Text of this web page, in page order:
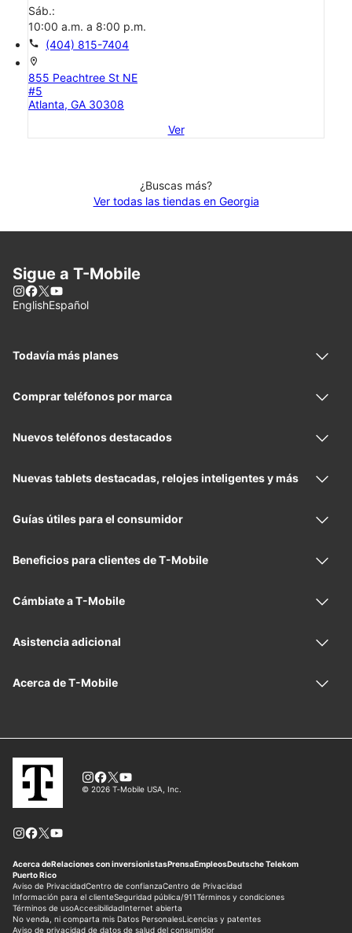
Sáb.:
10:00 a.m. a 8:00 p.m.
call (404) 815-7404
location_on
855 Peachtree St NE
#5
Atlanta, GA 30308
Ver
¿Buscas más?
Ver todas las tiendas en Georgia